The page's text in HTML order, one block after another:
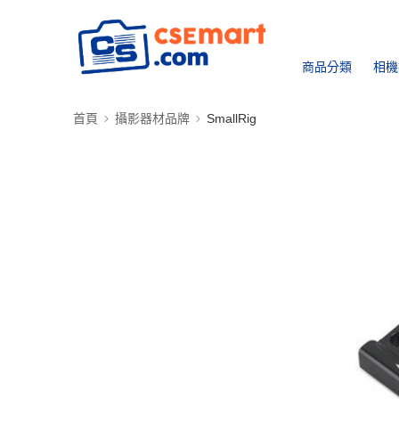
商品分類 相
首頁 攝影器材品牌 SmallRig